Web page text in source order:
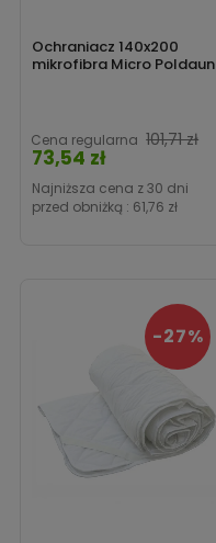
Ochraniacz 140x200
mikrofibra Micro Poldaun
Cena regularna 101,71 zł
73,54 zł
Najniższa cena z 30 dni
przed obniżką : 61,76 zł
-27%